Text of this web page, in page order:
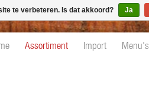
Assortiment Import Menu's
te verbeteren. Is dat akkoord? Ja